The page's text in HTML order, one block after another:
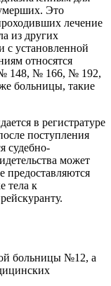
Это
лечение
из других
с установленной
относятся
148, № 166, № 192,
больницы, такие
в регистратуре
поступления
судебно-
может
предоставляются
тела к
больницы №12, а